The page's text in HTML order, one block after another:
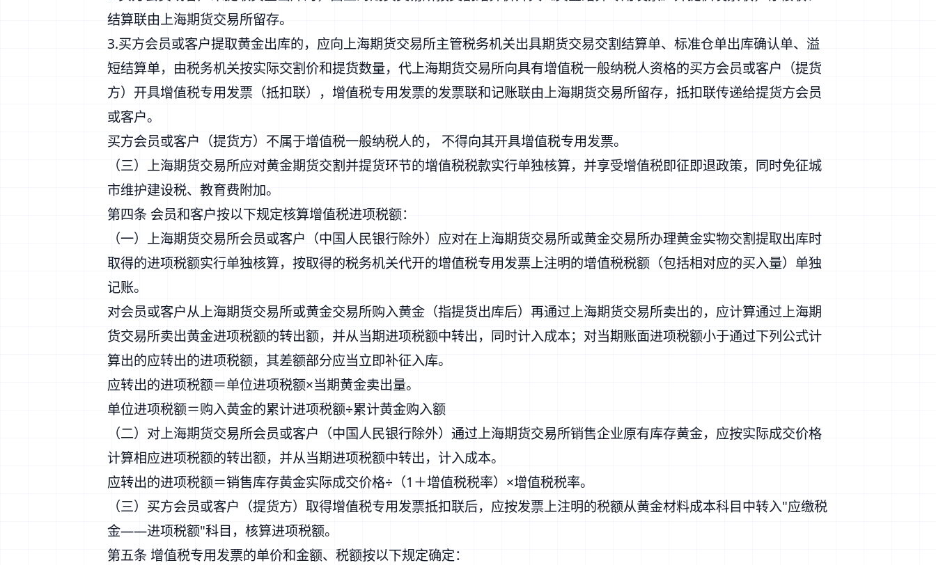
结算联由上海期货交易所留存。
3.买方会员或客户提取黄金出库的，应向上海期货交易所主管税务机关出具期货交易交割结算单、标准仓单出库确认单、溢
短结算单，由税务机关按实际交割价和提货数量，代上海期货交易所向具有增值税一般纳税人资格的买方会员或客户（提货
方）开具增值税专用发票（抵扣联），增值税专用发票的发票联和记账联由上海期货交易所留存，抵扣联传递给提货方会员
或客户。
买方会员或客户（提货方）不属于增值税一般纳税人的， 不得向其开具增值税专用发票。
（三）上海期货交易所应对黄金期货交割并提货环节的增值税税款实行单独核算，并享受增值税即征即退政策，同时免征城
市维护建设税、教育费附加。
第四条 会员和客户按以下规定核算增值税进项税额：
（一）上海期货交易所会员或客户（中国人民银行除外）应对在上海期货交易所或黄金交易所办理黄金实物交割提取出库时
取得的进项税额实行单独核算，按取得的税务机关代开的增值税专用发票上注明的增值税税额（包括相对应的买入量）单独
记账。
对会员或客户从上海期货交易所或黄金交易所购入黄金（指提货出库后）再通过上海期货交易所卖出的，应计算通过上海期
货交易所卖出黄金进项税额的转出额，并从当期进项税额中转出，同时计入成本；对当期账面进项税额小于通过下列公式计
算出的应转出的进项税额，其差额部分应当立即补征入库。
应转出的进项税额＝单位进项税额×当期黄金卖出量。
单位进项税额＝购入黄金的累计进项税额÷累计黄金购入额
（二）对上海期货交易所会员或客户（中国人民银行除外）通过上海期货交易所销售企业原有库存黄金，应按实际成交价格
计算相应进项税额的转出额，并从当期进项税额中转出，计入成本。
应转出的进项税额＝销售库存黄金实际成交价格÷（1＋增值税税率）×增值税税率。
（三）买方会员或客户（提货方）取得增值税专用发票抵扣联后，应按发票上注明的税额从黄金材料成本科目中转入"应缴税
金——进项税额"科目，核算进项税额。
第五条 增值税专用发票的单价和金额、税额按以下规定确定：